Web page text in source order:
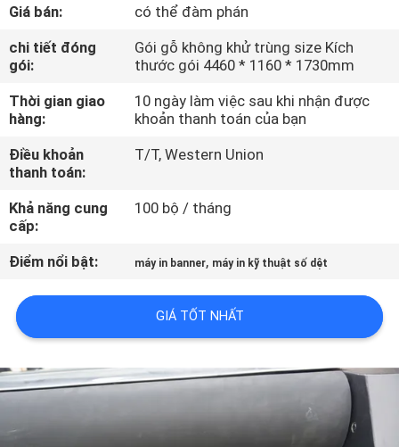
THAM
QUAN
NHÀ
MÁY
KIỂM
SOÁT
CHẤT
LƯỢNG
LIÊN
HỆ
CHÚNG
TÔI
Giá bán:
có thể đàm phán
chi tiết đóng
gói:
Gói gỗ không khử trùng size Kích
thước gói 4460 * 1160 * 1730mm
Thời gian giao
hàng:
10 ngày làm việc sau khi nhận được
khoản thanh toán của bạn
Điều khoản
thanh toán:
T/T, Western Union
Khả năng cung
cấp:
100 bộ / tháng
Điểm nổi bật: máy in banner, máy in kỹ thuật số dệt
GIÁ TỐT NHẤT